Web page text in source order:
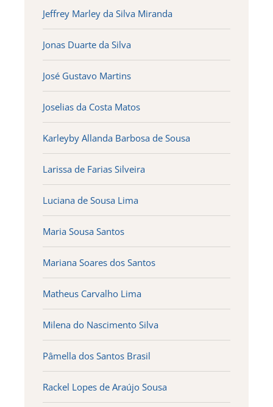
Jeffrey Marley da Silva Miranda
Jonas Duarte da Silva
José Gustavo Martins
Joselias da Costa Matos
Karleyby Allanda Barbosa de Sousa
Larissa de Farias Silveira
Luciana de Sousa Lima
Maria Sousa Santos
Mariana Soares dos Santos
Matheus Carvalho Lima
Milena do Nascimento Silva
Pâmella dos Santos Brasil
Rackel Lopes de Araújo Sousa